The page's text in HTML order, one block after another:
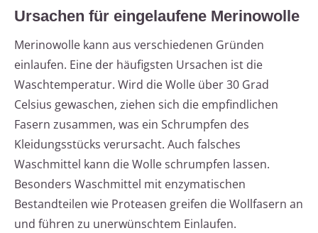
Ursachen für eingelaufene Merinowolle
Merinowolle kann aus verschiedenen Gründen
einlaufen. Eine der häufigsten Ursachen ist die
Waschtemperatur. Wird die Wolle über 30 Grad
Celsius gewaschen, ziehen sich die empfindlichen
Fasern zusammen, was ein Schrumpfen des
Kleidungsstücks verursacht. Auch falsches
Waschmittel kann die Wolle schrumpfen lassen.
Besonders Waschmittel mit enzymatischen
Bestandteilen wie Proteasen greifen die Wollfasern an
und führen zu unerwünschtem Einlaufen.